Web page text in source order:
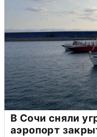
В Сочи сняли
аэропорт